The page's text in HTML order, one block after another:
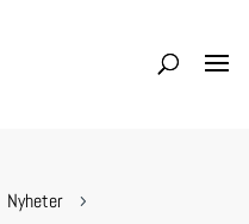
Nyheter 5